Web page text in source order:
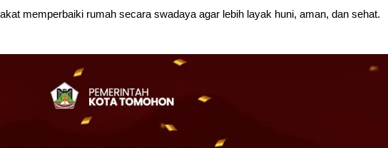
memperbaiki rumah secara swadaya agar lebih layak huni, aman, dan sehat.